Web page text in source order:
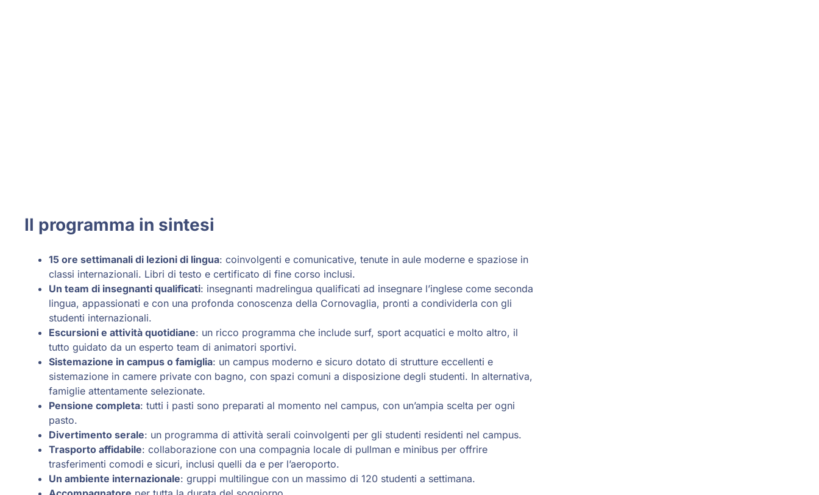
Il programma in sintesi
15 ore settimanali di lezioni di lingua: coinvolgenti e comunicative, tenute in aule moderne e spaziose in
classi internazionali. Libri di testo e certificato di fine corso inclusi.
Un team di insegnanti qualificati: insegnanti madrelingua qualificati ad insegnare l’inglese come seconda
lingua, appassionati e con una profonda conoscenza della Cornovaglia, pronti a condividerla con gli
studenti internazionali.
Escursioni e attività quotidiane: un ricco programma che include surf, sport acquatici e molto altro, il
tutto guidato da un esperto team di animatori sportivi.
Sistemazione in campus o famiglia: un campus moderno e sicuro dotato di strutture eccellenti e
sistemazione in camere private con bagno, con spazi comuni a disposizione degli studenti. In alternativa,
famiglie attentamente selezionate.
Pensione completa: tutti i pasti sono preparati al momento nel campus, con un’ampia scelta per ogni
pasto.
Divertimento serale: un programma di attività serali coinvolgenti per gli studenti residenti nel campus.
Trasporto affidabile: collaborazione con una compagnia locale di pullman e minibus per offrire
trasferimenti comodi e sicuri, inclusi quelli da e per l’aeroporto.
Un ambiente internazionale: gruppi multilingue con un massimo di 120 studenti a settimana.